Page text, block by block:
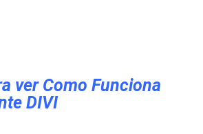
ver Como Funciona
DIVI